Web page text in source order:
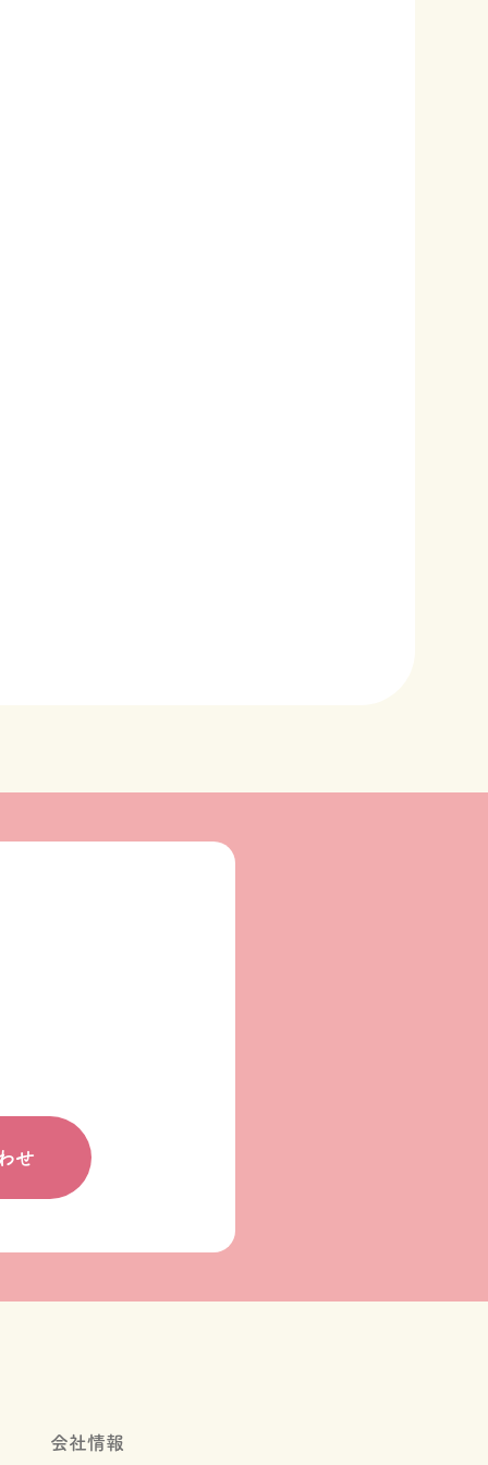
せ
会社情報